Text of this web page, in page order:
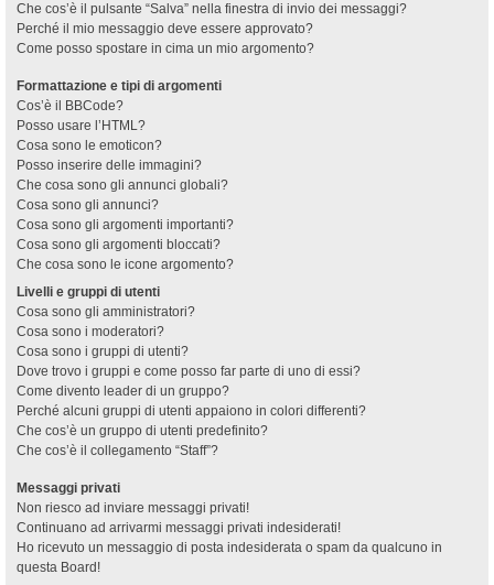
Che cos’è il pulsante “Salva” nella finestra di invio dei messaggi?
Perché il mio messaggio deve essere approvato?
Come posso spostare in cima un mio argomento?
Formattazione e tipi di argomenti
Cos’è il BBCode?
Posso usare l’HTML?
Cosa sono le emoticon?
Posso inserire delle immagini?
Che cosa sono gli annunci globali?
Cosa sono gli annunci?
Cosa sono gli argomenti importanti?
Cosa sono gli argomenti bloccati?
Che cosa sono le icone argomento?
Livelli e gruppi di utenti
Cosa sono gli amministratori?
Cosa sono i moderatori?
Cosa sono i gruppi di utenti?
Dove trovo i gruppi e come posso far parte di uno di essi?
Come divento leader di un gruppo?
Perché alcuni gruppi di utenti appaiono in colori differenti?
Che cos’è un gruppo di utenti predefinito?
Che cos’è il collegamento “Staff”?
Messaggi privati
Non riesco ad inviare messaggi privati!
Continuano ad arrivarmi messaggi privati indesiderati!
Ho ricevuto un messaggio di posta indesiderata o spam da qualcuno in
questa Board!